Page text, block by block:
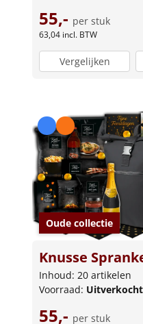
55,- per stuk
63,04 incl. BTW
Vergelijken
Oude collectie
Knusse
Inhoud: 20 artikelen
Voorraad: Uitverkocht
55,- per stuk